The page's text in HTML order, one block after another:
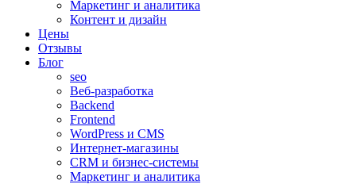
Маркетинг и аналитика
Контент и дизайн
Цены
Отзывы
Блог
seo
Веб-разработка
Backend
Frontend
WordPress и CMS
Интернет-магазины
CRM и бизнес-системы
Маркетинг и аналитика